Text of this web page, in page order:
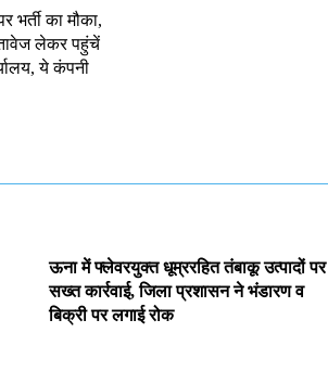
भर्ती का मौका,
लेकर पहुंचें
ये कंपनी
ऊना में फ्लेवरयुक्त धूम्ररहित तंबाकू उत्पादों पर
सख्त कार्रवाई, जिला प्रशासन ने भंडारण व
बिक्री पर लगाई रोक